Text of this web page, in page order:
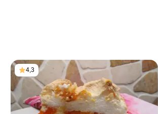
4,3